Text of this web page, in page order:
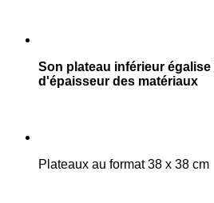
Son plateau inférieur
d'épaisseur des matériaux
Plateaux au format 38 x 38 cm